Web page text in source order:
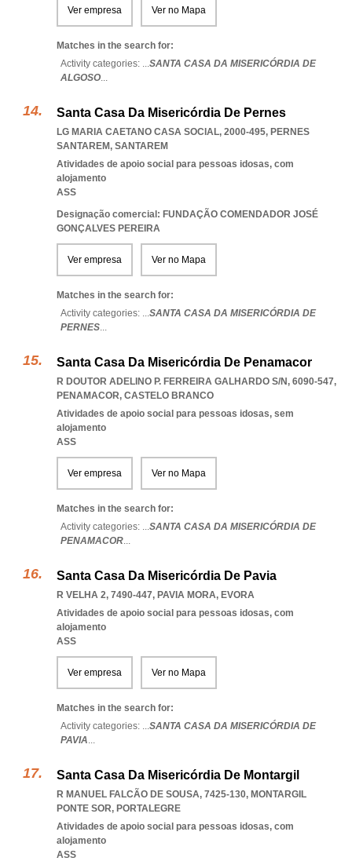
Ver empresa Ver no Mapa
Matches in the search for:
Activity categories: ...SANTA CASA DA MISERICÓRDIA DE
ALGOSO...
Santa Casa Da Misericórdia De Pernes
LG MARIA CAETANO CASA SOCIAL, 2000-495, PERNES
SANTAREM, SANTAREM
Atividades de apoio social para pessoas idosas, com
alojamento
ASS
Designação comercial: FUNDAÇÃO COMENDADOR JOSÉ
GONÇALVES PEREIRA
Ver empresa Ver no Mapa
Matches in the search for:
Activity categories: ...SANTA CASA DA MISERICÓRDIA DE
PERNES...
Santa Casa Da Misericórdia De Penamacor
R DOUTOR ADELINO P. FERREIRA GALHARDO S/N, 6090-547,
PENAMACOR, CASTELO BRANCO
Atividades de apoio social para pessoas idosas, sem
alojamento
ASS
Ver empresa Ver no Mapa
Matches in the search for:
Activity categories: ...SANTA CASA DA MISERICÓRDIA DE
PENAMACOR...
Santa Casa Da Misericórdia De Pavia
R VELHA 2, 7490-447, PAVIA MORA, EVORA
Atividades de apoio social para pessoas idosas, com
alojamento
ASS
Ver empresa Ver no Mapa
Matches in the search for:
Activity categories: ...SANTA CASA DA MISERICÓRDIA DE
PAVIA...
Santa Casa Da Misericórdia De Montargil
R MANUEL FALCÃO DE SOUSA, 7425-130, MONTARGIL
PONTE SOR, PORTALEGRE
Atividades de apoio social para pessoas idosas, com
alojamento
ASS